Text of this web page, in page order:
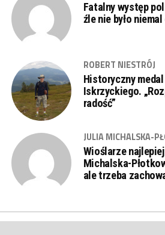
Fatalny występ
źle nie było
ROBERT NIESTRÓJ
Historyczny medal
Iskrzyckiego.
radość”
JULIA MICHALSKA-
Wioślarze
Michalska-
ale trzeba